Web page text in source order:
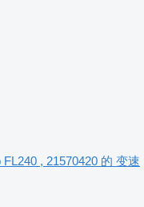
FL240 , 21570420 的 变速